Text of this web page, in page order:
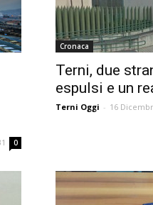
0
Cronaca
Terni, due
espulsi e un
Terni Oggi - 16